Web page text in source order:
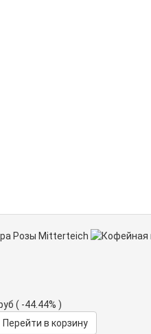
( -44.44% )
Перейти в корзину